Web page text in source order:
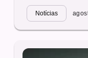
Notícias